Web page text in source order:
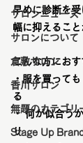
サロンニュース
サロンについて
倉敷サロン
香川サロン
無題のカテゴリ
Stage Up
早めに診断を
幅に抑えること
こんな方におす
・服を買って
る
・ 何が似合う
り